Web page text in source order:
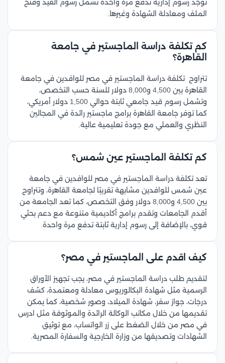
توجد رسوم إدارية تدفع مرة واحدة تشمل رسوم القيد وفتح
الملف ومعادلة الشهادة وغيرها.
كم تكلفة دراسة الماجستير في جامعة
القاهرة؟
تتراوح تكلفة دراسة الماجستير في مصر للوافدين في جامعة
القاهرة بين 4,500 و8,000 دولار للسنة حسب التخصص،
وتشمل رسوم قيد جامعي ثابتة حوالي 1,500 دولار أمريكي،
كما توفر جامعة القاهرة برامج ماجستير رائدة في المجالين
النظري والعملي مع جودة تعليمية عالية.
كم تكلفة الماجستير عين شمس؟
تعد تكلفة دراسة الماجستير في مصر للوافدين في جامعة
عين شمس للوافدين مشابهة تقريبًا لجامعة القاهرة، وتتراوح
بين 4,500 و8,000 دولار وفق التخصص، كما تعد الجامعة من
أقدم الجامعات وتقدم برامج أكاديمية متنوعة مع دعم بحثي
قوي، بالإضافة إلى رسوم إدارية ثابتة تدفع مرة واحدة.
كيف اقدم على الماجستير في مصر؟
لتقديم طلب دراسة الماجستير في مصر، يجب تجهيز الأوراق
الرسمية مثل شهادة البكالوريوس معادلة ومعتمدة، كشف
درجات، جواز سفر، شهادة الميلاد، وصور شخصية، كما يمكن
تقديمها من خلال مكاتب الوكالة الرائدة والموثوقة مثل ادرس
في مصر من خلال الضغط على زر الواتساب، مع توثيق
الشهادات وتصديقها من وزارة الخارجية والسفارة المصرية.